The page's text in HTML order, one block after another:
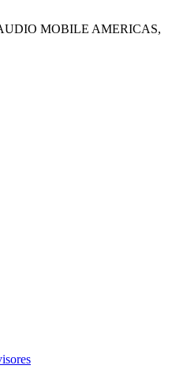
AUDIO MOBILE AMERICAS,